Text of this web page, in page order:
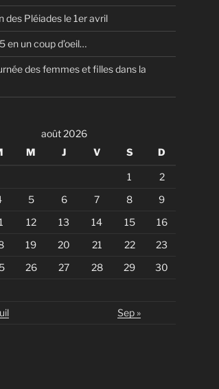
des Pléiades le 1er avril
en un coup d’oeil…
des femmes et filles dans la
août 2026
M J V S D
1
2
5 6 7 8
9
12 13 14 15
16
19 20 21 22
23
26 27 28 29
30
Sep »